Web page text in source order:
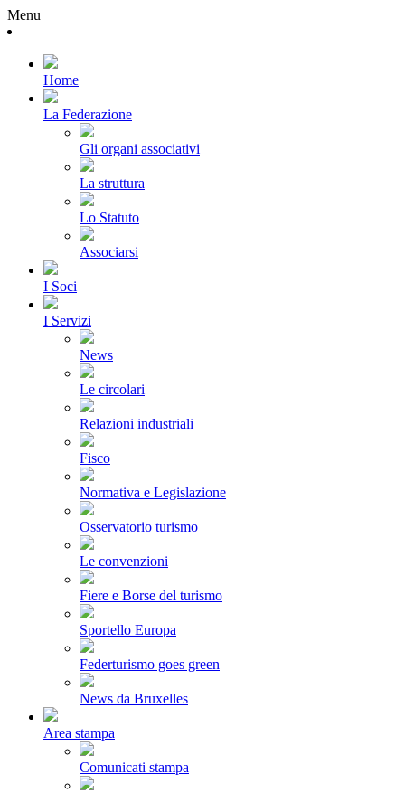
Menu
Home
La Federazione
Gli organi associativi
La struttura
Lo Statuto
Associarsi
I Soci
I Servizi
News
Le circolari
Relazioni industriali
Fisco
Normativa e Legislazione
Osservatorio turismo
Le convenzioni
Fiere e Borse del turismo
Sportello Europa
Federturismo goes green
News da Bruxelles
Area stampa
Comunicati stampa